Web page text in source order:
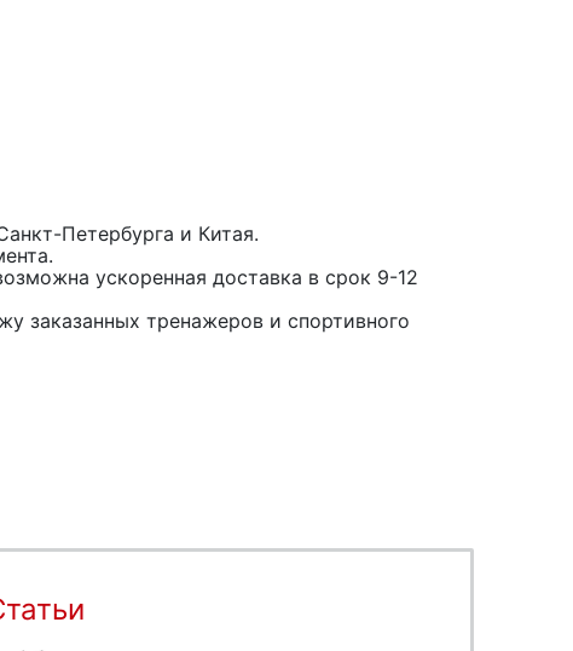
Петербурга и Китая.
ускоренная доставка в срок 9-12
заказанных тренажеров и спортивного